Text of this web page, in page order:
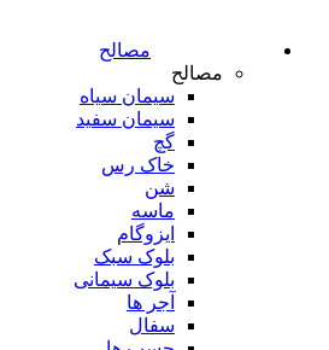
مصالح
مصالح
سیمان سیاه
سیمان سفید
گچ
خاک رس
شن
ماسه
ایزوگام
بلوک سبک
بلوک سیمانی
آجر ها
سفال